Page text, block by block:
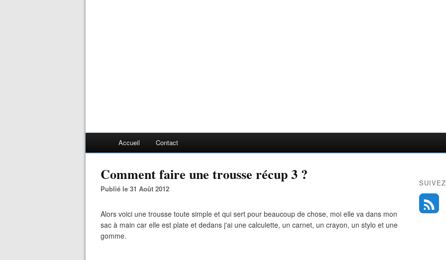
Accueil Contact
Comment faire une trousse récup 3 ?
Publié le 31 Août 2012
Alors voici une trousse toute simple et qui sert pour beaucoup de chose, moi elle va dans mon
sac à main car elle est plate et dedans j'ai une calculette, un carnet, un crayon, un stylo et une
gomme.